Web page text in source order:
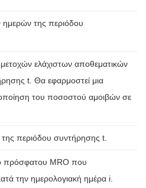
ημερών της περιόδου
ελάχιστων αποθεματικών
t. Θα εφαρμοστεί μια
του ποσοστού αμοιβών σε
περιόδου συντήρησης t.
πρόσφατου MRO που
την ημερολογιακή ημέρα i.